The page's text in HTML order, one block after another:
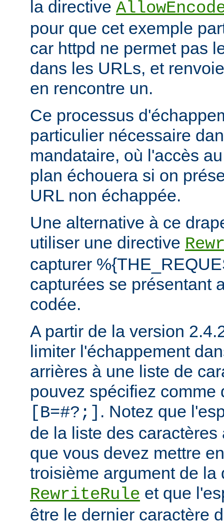
la directive
pour que cet exemple
car httpd ne permet pas
dans les URLs, et
en rencontre un.
Ce processus
particulier nécessaire
mandataire, où l'accès
plan échouera si on
URL non échappée.
Une alternative à ce
utiliser une directive
capturer
capturées se présentant
codée.
A partir de la version
limiter l'échappement
arrières à une liste de
pouvez spécifiez comme
[B=#?;] . Notez que
de la liste des caractères
que vous devez mettre
troisième argument de la
RewriteRule et que
être le dernier caractère